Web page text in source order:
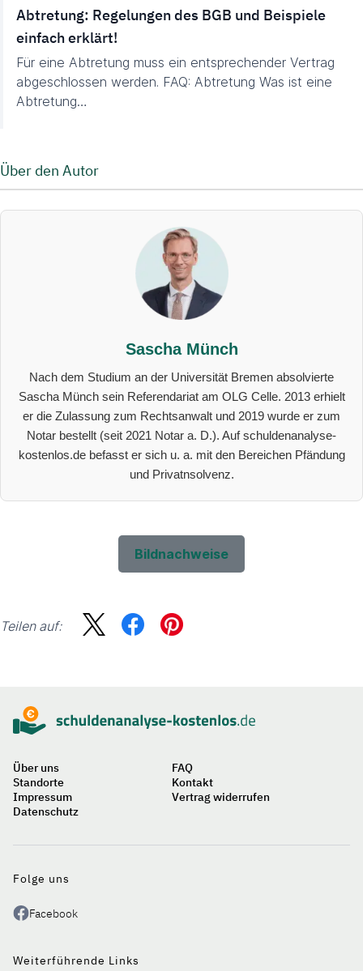
Abtretung: Regelungen des BGB und Beispiele
einfach erklärt!
Für eine Abtretung muss ein entsprechender Vertrag
abgeschlossen werden. FAQ: Abtretung Was ist eine
Abtretung…
Über den Autor
Sascha Münch
Nach dem Studium an der Universität Bremen absolvierte
Sascha Münch sein Referendariat am OLG Celle. 2013 erhielt
er die Zulassung zum Rechtsanwalt und 2019 wurde er zum
Notar bestellt (seit 2021 Notar a. D.). Auf schuldenanalyse-
kostenlos.de befasst er sich u. a. mit den Bereichen Pfändung
und Privatnsolvenz.
Bildnachweise
Teilen auf:
Über uns
FAQ
Standorte
Kontakt
Impressum
Vertrag widerrufen
Datenschutz
Folge uns
Facebook
Weiterführende Links